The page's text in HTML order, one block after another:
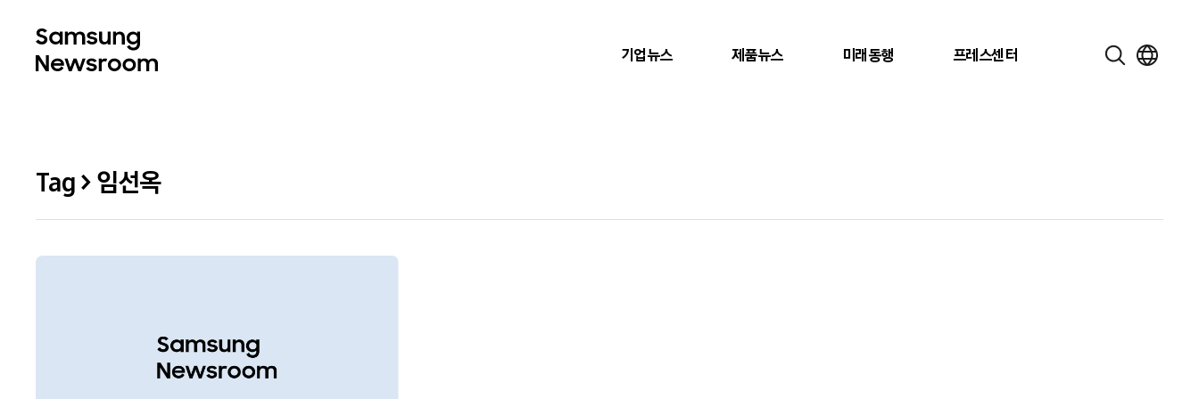
기업뉴스 제품뉴스 미래동행 프레스센터
Tag > 임선옥